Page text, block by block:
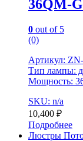
36QM-
0 out of 5
(0)
Артикул:
Тип лампы:
Мощность:
SKU: n/a
10,400 ₽
Подробнее
Люстры